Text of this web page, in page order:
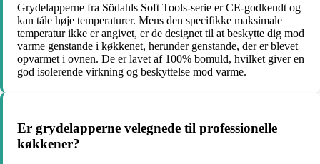
Grydelapperne fra Södahls Soft Tools-serie er CE-godkendt og
kan tåle høje temperaturer. Mens den specifikke maksimale
temperatur ikke er angivet, er de designet til at beskytte dig mod
varme genstande i køkkenet, herunder genstande, der er blevet
opvarmet i ovnen. De er lavet af 100% bomuld, hvilket giver en
god isolerende virkning og beskyttelse mod varme.
Er grydelapperne velegnede til professionelle
køkkener?